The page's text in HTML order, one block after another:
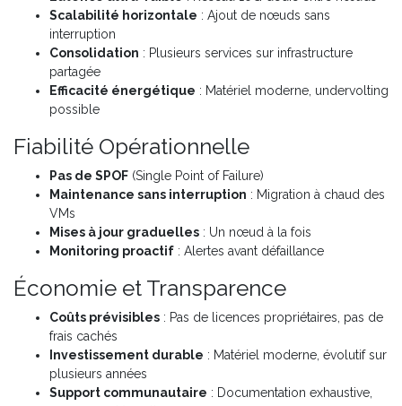
Scalabilité horizontale : Ajout de nœuds sans
interruption
Consolidation : Plusieurs services sur infrastructure
partagée
Efficacité énergétique : Matériel moderne, undervolting
possible
Fiabilité Opérationnelle
Pas de SPOF (Single Point of Failure)
Maintenance sans interruption : Migration à chaud des
VMs
Mises à jour graduelles : Un nœud à la fois
Monitoring proactif : Alertes avant défaillance
Économie et Transparence
Coûts prévisibles : Pas de licences propriétaires, pas de
frais cachés
Investissement durable : Matériel moderne, évolutif sur
plusieurs années
Support communautaire : Documentation exhaustive,